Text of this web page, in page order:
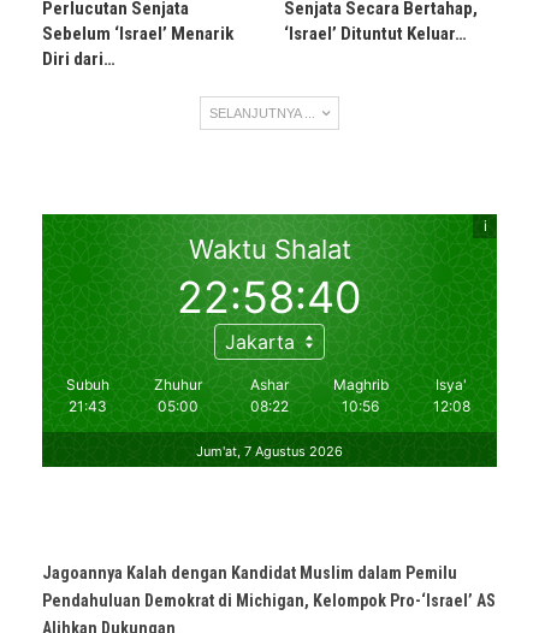
Perlucutan Senjata
Sebelum ‘Israel’ Menarik
Diri dari…
Senjata Secara Bertahap,
‘Israel’ Dituntut Keluar…
SELANJUTNYA ...
Jagoannya Kalah dengan Kandidat Muslim dalam Pemilu
Pendahuluan Demokrat di Michigan, Kelompok Pro-‘Israel’ AS
Alihkan Dukungan